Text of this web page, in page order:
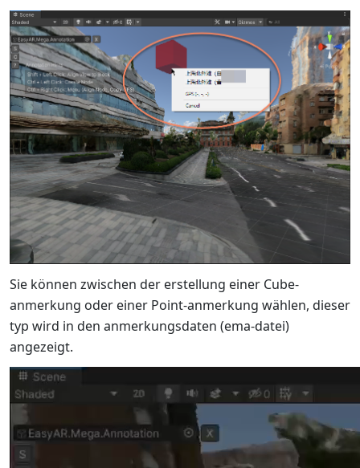
Sie können zwischen der erstellung einer Cube-
anmerkung oder einer Point-anmerkung wählen, dieser
typ wird in den anmerkungsdaten (ema-datei)
angezeigt.